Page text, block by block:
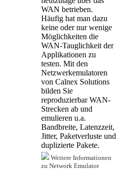
WAN betrieben.
Häufig hat man dazu
keine oder nur wenige
Möglichkeiten die
WAN-Tauglichkeit der
Applikationen zu
testen. Mit den
Netzwerkemulatoren
von Calnex Solutions
bilden Sie
reproduzierbar WAN-
Strecken ab und
emulieren u.a.
Bandbreite, Latenzzeit,
Jitter, Paketverluste und
duplizierte Pakete.
Weitere Informationen
zu Network Emulator